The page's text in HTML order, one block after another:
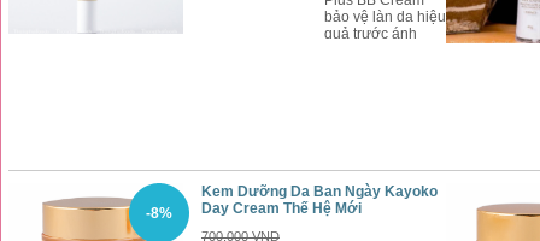
bảo vệ làn da hiệu
quả trước ánh
đẹp
-8%
Kem Dưỡng Da Ban Ngày Kayoko
Day Cream Thế Hệ Mới
700,000 VND